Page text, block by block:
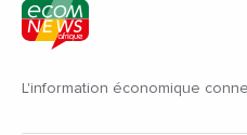
L'information économique